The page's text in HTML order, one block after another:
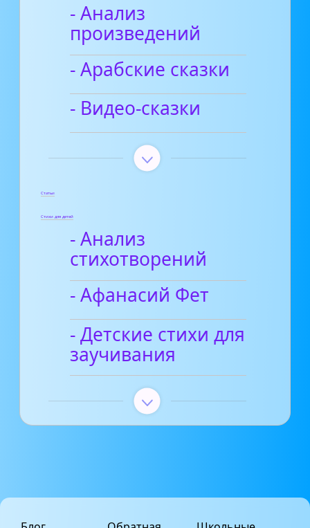
- Анализ
произведений
- Арабские сказки
- Видео-сказки
Статьи
Стихи для детей
- Анализ
стихотворений
- Афанасий Фет
- Детские стихи для
заучивания